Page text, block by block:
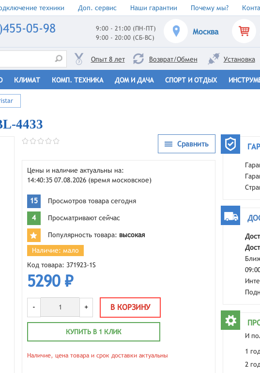
техники Доп. сервис Наши гарантии Почему мы?
05-98
9:00 - 21:00 (ПН-ПТ)
9:00 - 20:00 (СБ-ВС)
Москва
Опыт 8 лет Возврат/Обмен Установка
КЛИМАТ КОМП. ТЕХНИКА ДОМ И ДАЧА СПОРТ И ОТДЫХ
4433
Сравнить
Цены и наличие актуальны на:
14:40:35 07.08.2026 (время московское)
15 Просмотров товара сегодня
4 Просматривают сейчас
Популярность товара: высокая
Наличие: мало
Код товара: 371923-1S
5290 ₽
- + В КОРЗИНУ
КУПИТЬ В 1 КЛИК
Наличие, цена товара и срок доставки актуальны
И
1 год
2